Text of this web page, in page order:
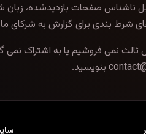
ناشناس صفحات بازدیدشده،
بندی برای گزارش به شرکای
نمی فروشیم یا به اشتراک نمی